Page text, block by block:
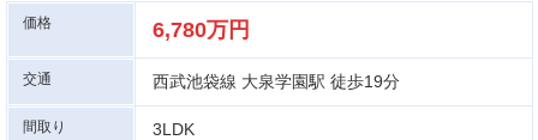
価格 6,780万円
交通 西武池袋線 大泉学園駅 徒歩19分
間取り 3LDK